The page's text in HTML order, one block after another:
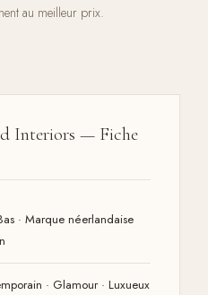
au meilleur prix.
Interiors — Fiche
· Marque néerlandaise
· Glamour · Luxueux